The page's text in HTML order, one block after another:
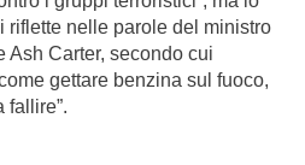
riflette nelle parole del ministro
Ash Carter, secondo cui
gettare benzina sul fuoco,
fallire”.